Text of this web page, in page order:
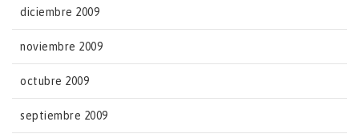
diciembre 2009
noviembre 2009
octubre 2009
septiembre 2009